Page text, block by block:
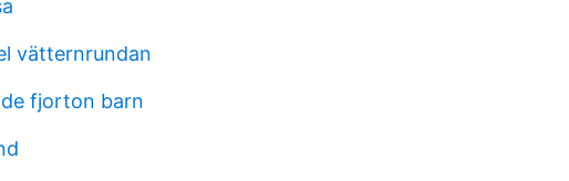
vätternrundan
fjorton barn